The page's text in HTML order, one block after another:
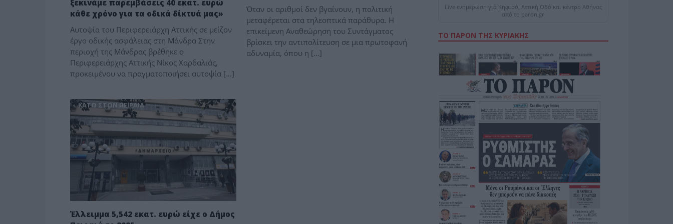
ξεκινάμε παρεμβάσεις 40 εκατ. ευρώ
κάθε χρόνο για τα οδικά δίκτυά μας»
Αυτοψία του Περιφερειάρχη Αττικής σε μείζον
έργο οδικής ασφάλειας στη Μάνδρα Στην
περιοχή της Μάνδρας βρέθηκε ο
Περιφερειάρχης Αττικής Νίκος Χαρδαλιάς,
προκειμένου να πραγματοποιήσει αυτοψία […]
Όταν οι αριθμοί δεν βγαίνουν, η πολιτική
μεταφέρεται στα τηλεοπτικά παράθυρα. Η
επικείμενη Αναθεώρηση του Συντάγματος
βρίσκει την αντιπολίτευση σε μια πρωτοφανή
αδυναμία, όπου η […]
ΚΑΤΩ ΣΤΟΝ ΠΕΙΡΑΙΑ
Έλλειμμα 5,542 εκατ. ευρώ είχε ο Δήμος
Live ενημέρωση για Κηφισό, Αττική Οδό και κέντρο Αθήνας
από το paron.gr
ΤΟ ΠΑΡΟΝ ΤΗΣ ΚΥΡΙΑΚΗΣ